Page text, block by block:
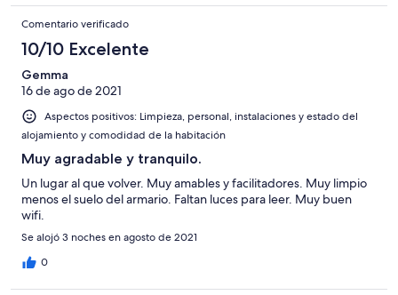
Comentario verificado
10/10 Excelente
Gemma
16 de ago de 2021
Aspectos positivos: Limpieza, personal, instalaciones y estado del
alojamiento y comodidad de la habitación
Muy agradable y tranquilo.
Un lugar al que volver. Muy amables y facilitadores. Muy limpio
menos el suelo del armario. Faltan luces para leer. Muy buen
wifi.
Se alojó 3 noches en agosto de 2021
0